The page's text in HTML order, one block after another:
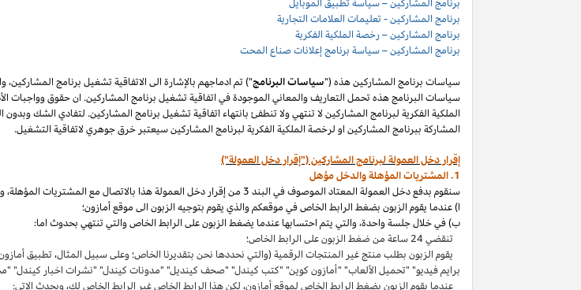
برنامج المشاركين – سياسة تطبيق الموبايل
برنامج المشاركين - تعليمات العلامات التجارية
برنامج المشاركين – رخصة الملكية الفكرية
برنامج المشاركين – سياسة برنامج إعلانات صناع المحت
سياسات برنامج المشاركين هذه ("سياسات البرنامج") تم ادماجهم بالإشارة الى الاتفاقية تشغيل برنامج
سياسات البرنامج هذه تحمل التعاريف والمعاني الموجودة في اتفاقية تشغيل برنامج المشاركين. ان حقوق وواجبات
المشاركة ببرنامج المشاركين او لرخصة الملكية الفكرية لبرنامج المشاركين سيعتبر خرق جوهري لاتفاقية التشغيل.
إقرار دخل العمولة لبرنامج المشاركين ("إقرار دخل العمولة")
1. المشتريات المؤهلة والدخل مؤهل
سنقوم بدفع دخل العمولة المعتاد الموصوف في البند 3 من إقرار دخل العمولة هذا بالاتصال مع المشتريات المؤهلة
،
ا) عندما يقوم الزبون بضغط الرابط الخاص في موقعكم والذي يقوم بتوجيه الزبون الى موقع أمازون؛
ب) في خلال جلسة واحدة،والتي يتم احتسابها عندما يضغط الزبون على الرابط الخاص والتي تنتهي بحدوث اما:
تنقضي 24 ساعة من ضغط الزبون على الرابط الخاص؛
يقوم الزبون بطلب منتج غير المنتجات الرقمية (والتي نحددها نحن بتقديرنا الخاص؛وعلى سبيل المثال،تطبيق
برايم فيديو" "تحميل الألعاب" "أمازون كوين" "كتب كيندل" "صحف كينديل" "مدونات كيندل" "نشرات اخبار كيندل"
عندما يقوم الزبون بضغط الرابط الخاص لموقع أمازون، لكن هذا الرابط الخاص غير الرابط الخاص لك،ويحدث الاتي: